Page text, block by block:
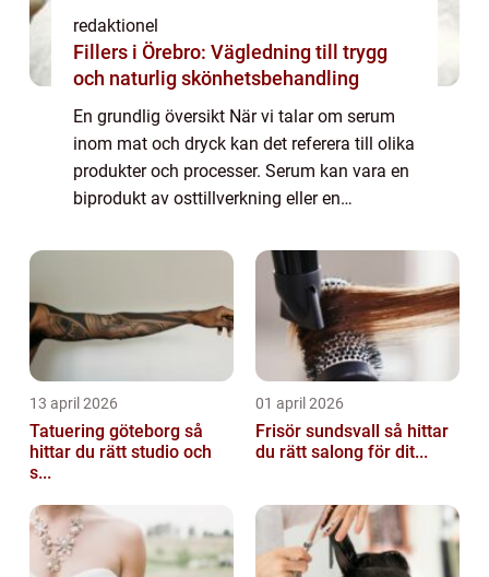
redaktionel
Fillers i Örebro: Vägledning till trygg
och naturlig skönhetsbehandling
En grundlig översikt När vi talar om serum
inom mat och dryck kan det referera till olika
produkter och processer. Serum kan vara en
biprodukt av osttillverkning eller en
undersöka serumets olika användningar
13 april 2026
Tatuering göteborg så
hittar du rätt studio och
s...
01 april 2026
Frisör sundsvall så hittar
du rätt salong för dit...